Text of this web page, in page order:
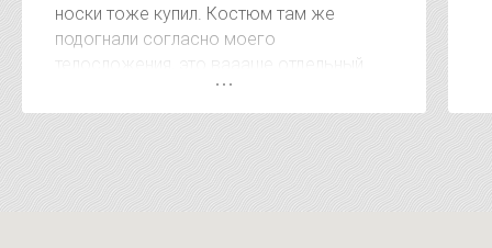
носки тоже купил. Костюм там же
подогнали согласно моего
телосложения, это ваааще отдельный
респект. А когда сказали сумму за
покупку был приятно удивлён, очень
удивлён. Видно, что клиентом дорожат. В
других местах за эти услуги на 15-20
тысяч дороже. Короче рекомендую !!!!!